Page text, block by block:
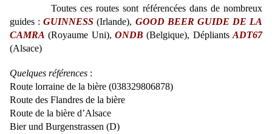
Toutes ces routes sont référencées dans de nombreux
guides : GUINNESS (Irlande), GOOD BEER GUIDE DE LA
CAMRA (Royaume Uni), ONDB (Belgique), Dépliants ADT67
(Alsace)
Quelques références :
Route lorraine de la bière (038329806878)
Route des Flandres de la bière
Route de la bière d’Alsace
Bier und Burgenstrassen (D)